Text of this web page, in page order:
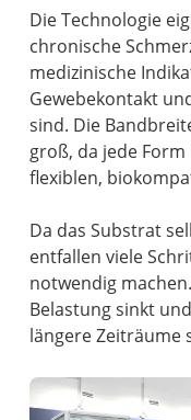
Die Technologie
chronische
medizinische
Gewebekontakt
sind. Die
groß, da jede
flexiblen,
Da das Substrat
entfallen viele
notwendig
Belastung sinkt
längere Zeiträume